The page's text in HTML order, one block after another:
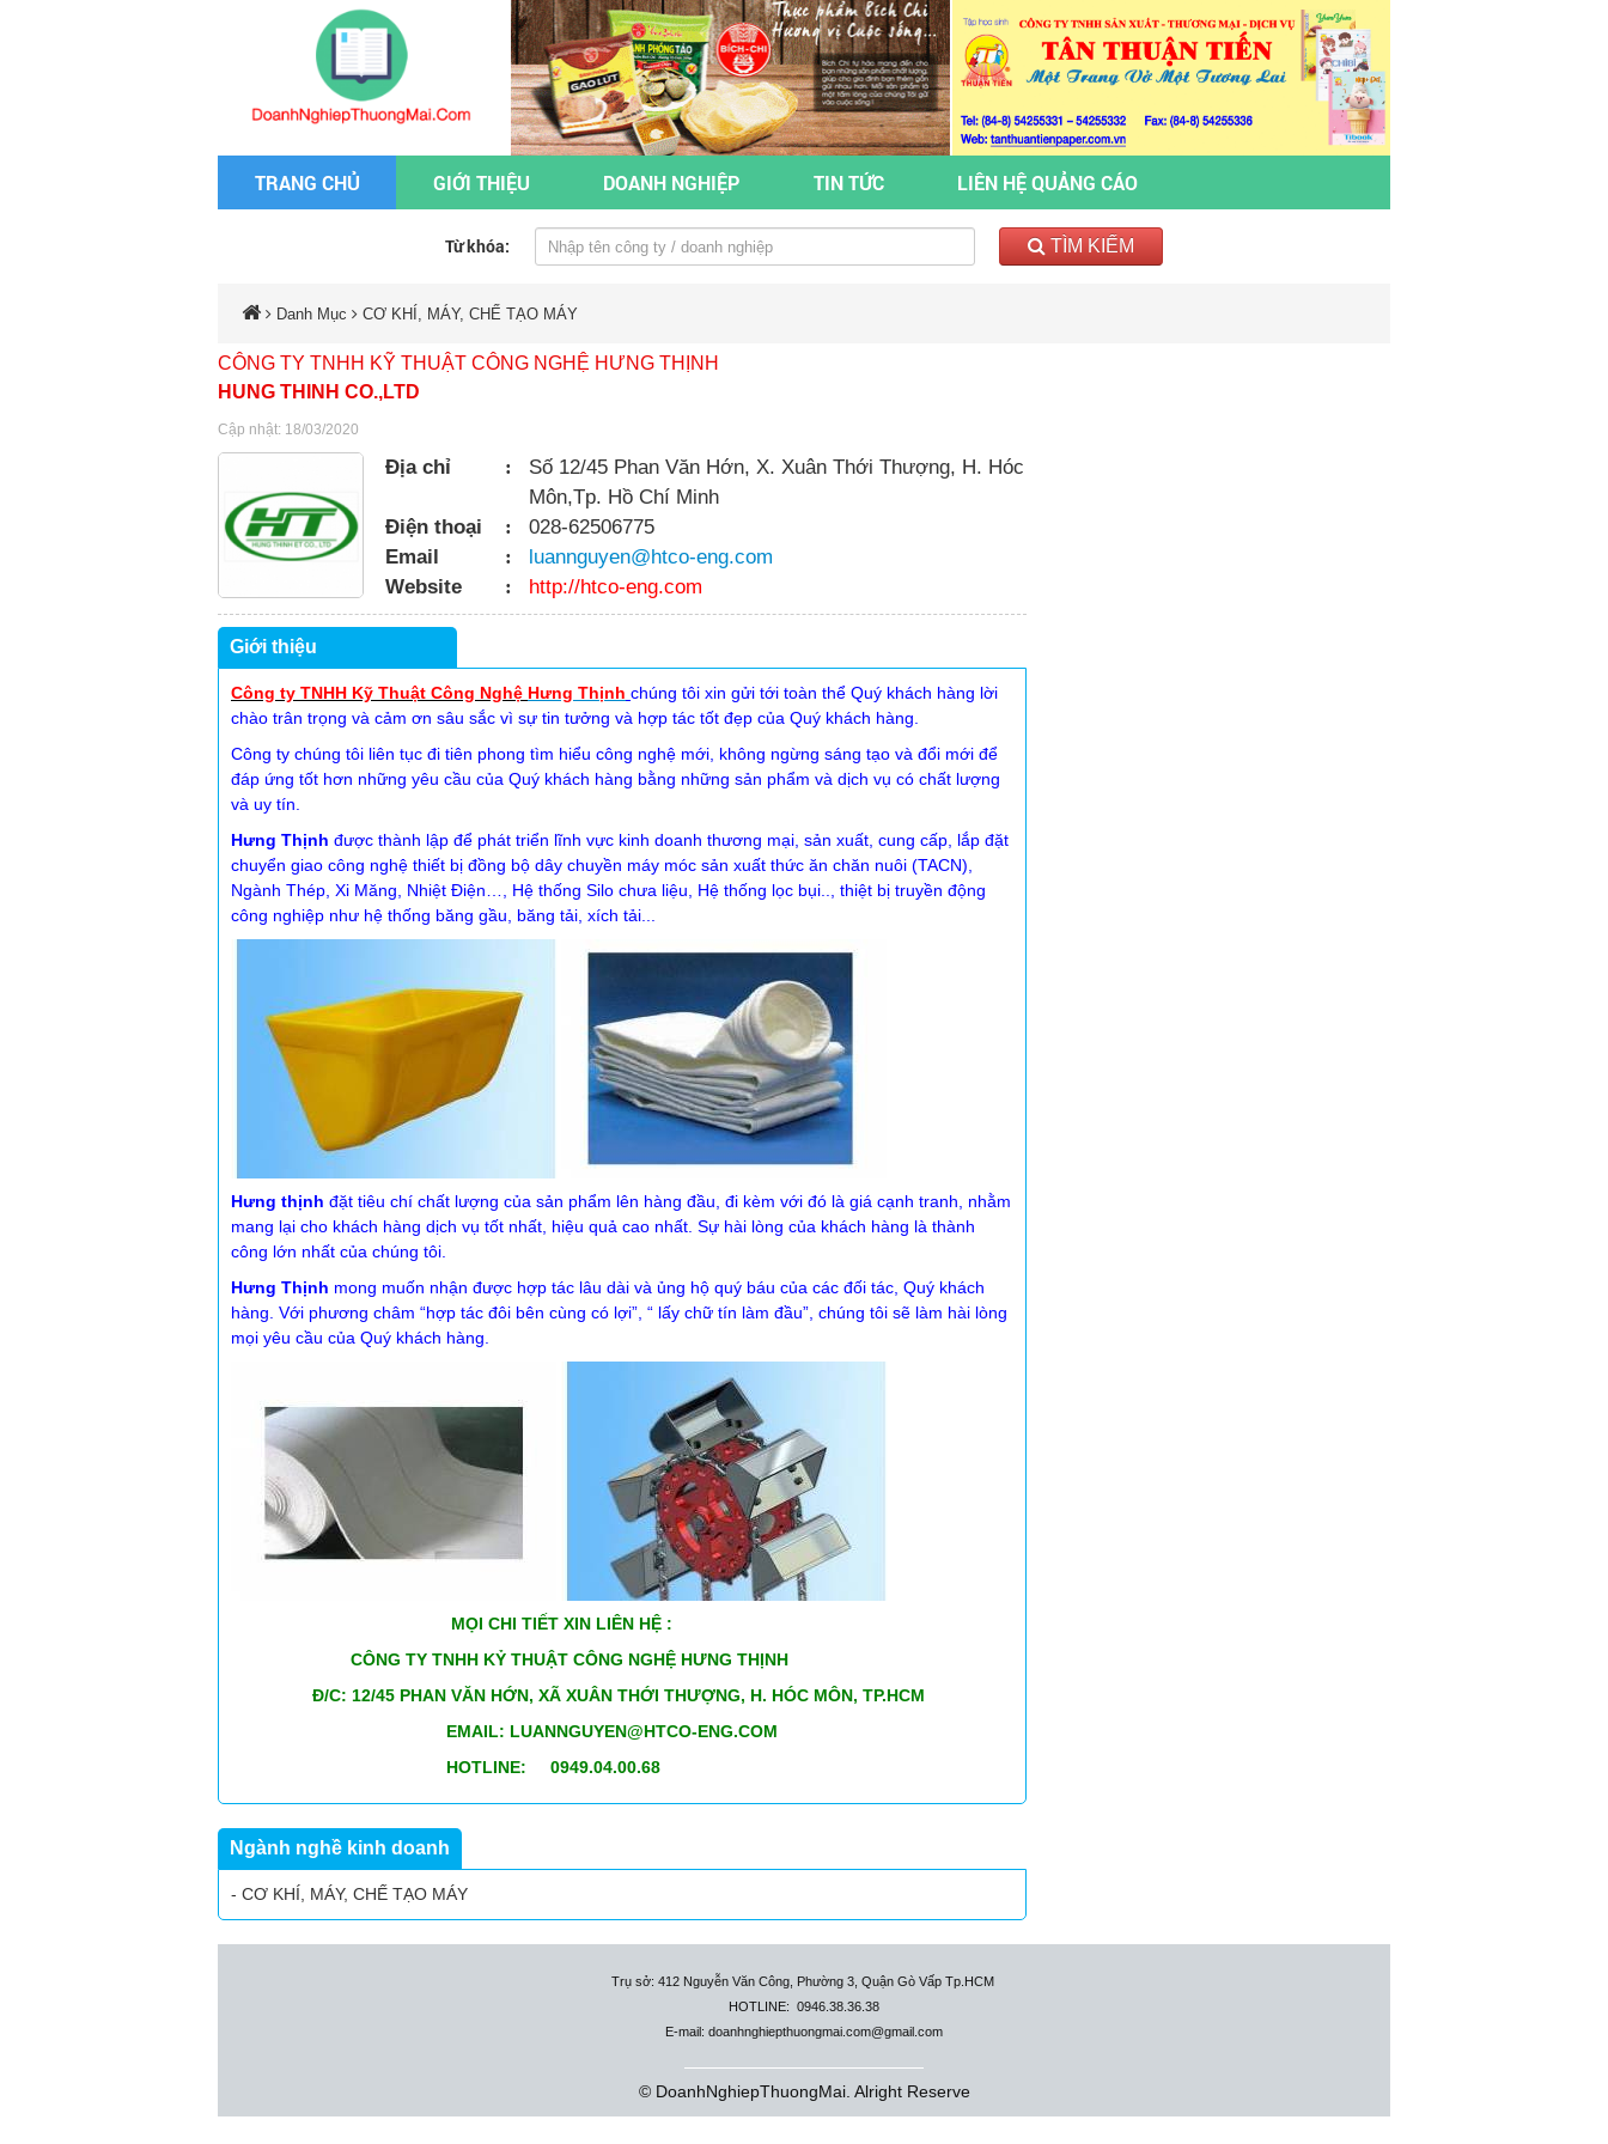
TRANG CHỦ GIỚI THIỆU DOANH NGHIỆP TIN TỨC LIÊN HỆ QUẢNG CÁO
Từ khóa: TÌM KIẾM
Danh Mục CƠ KHÍ, MÁY, CHẾ TẠO MÁY
CÔNG TY TNHH KỸ THUẬT CÔNG NGHỆ HƯNG THỊNH
HUNG THINH CO.,LTD
Cập nhật: 18/03/2020
Địa chỉ :
Số 12/45 Phan Văn Hớn, X. Xuân Thới Thượng, H. Hóc
Môn,Tp. Hồ Chí Minh
Điện thoại
:
028-62506775
Email
:
luannguyen@htco-eng.com
Website
: http://htco-eng.com
Giới thiệu
Công ty TNHH Kỹ Thuật Công Nghệ Hưng Thịnh chúng tôi xin gửi tới toàn thể Quý khách hàng lời
chào trân trọng và cảm ơn sâu sắc vì sự tin tưởng và hợp tác tốt đẹp của Quý khách hàng.
Công ty chúng tôi liên tục đi tiên phong tìm hiểu công nghệ mới, không ngừng sáng tạo và đổi mới để
đáp ứng tốt hơn những yêu cầu của Quý khách hàng bằng những sản phẩm và dịch vụ có chất lượng
và uy tín.
Hưng Thịnh được thành lập để phát triển lĩnh vực kinh doanh thương mại, sản xuất, cung cấp, lắp đặt
chuyển giao công nghệ thiết bị đồng bộ dây chuyền máy móc sản xuất thức ăn chăn nuôi (TACN),
Ngành Thép, Xi Măng, Nhiệt Điện…, Hệ thống Silo chưa liệu, Hệ thống lọc bụi.., thiệt bị truyền động
công nghiệp như hệ thống băng gầu, băng tải, xích tải...
Hưng thịnh đặt tiêu chí chất lượng của sản phẩm lên hàng đầu, đi kèm với đó là giá cạnh tranh, nhằm
mang lại cho khách hàng dịch vụ tốt nhất, hiệu quả cao nhất. Sự hài lòng của khách hàng là thành
công lớn nhất của chúng tôi.
Hưng Thịnh mong muốn nhận được hợp tác lâu dài và ủng hộ quý báu của các đối tác, Quý khách
hàng. Với phương châm “hợp tác đôi bên cùng có lợi”, “ lấy chữ tín làm đầu”, chúng tôi sẽ làm hài lòng
mọi yêu cầu của Quý khách hàng.
MỌI CHI TIẾT XIN LIÊN HỆ :
CÔNG TY TNHH KỶ THUẬT CÔNG NGHỆ HƯNG THỊNH
Đ/C: 12/45 PHAN VĂN HỚN, XÃ XUÂN THỚI THƯỢNG, H. HÓC MÔN, TP.HCM
EMAIL: LUANNGUYEN@HTCO-ENG.COM
HOTLINE: 0949.04.00.68
Ngành nghề kinh doanh
- CƠ KHÍ, MÁY, CHẾ TẠO MÁY
Trụ sở: 412 Nguyễn Văn Công, Phường 3, Quận Gò Vấp Tp.HCM
HOTLINE: 0946.38.36.38
E-mail: doanhnghiepthuongmai.com@gmail.com
© DoanhNghiepThuongMai. Alright Reserve